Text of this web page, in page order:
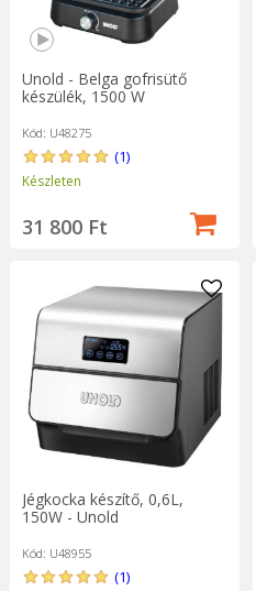
Unold - Belga gofrisütő
készülék, 1500 W
Kód: U48275
(1)
Készleten
31 800 Ft
Jégkocka készítő, 0,6L,
150W - Unold
Kód: U48955
(1)